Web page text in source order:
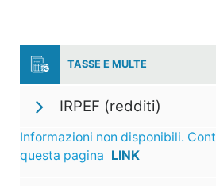
TASSE E MULTE
IRPEF (redditi)
Informazioni non disponibili.
questa pagina LINK